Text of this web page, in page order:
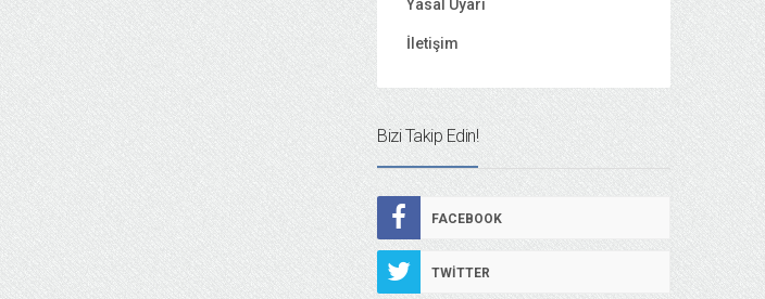
Yasal Uyarı
İletişim
Bizi Takip Edin!
FACEBOOK
TWITTER